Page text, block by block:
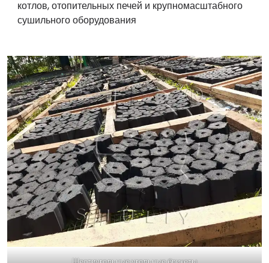
котлов, отопительных печей и крупномасштабного
сушильного оборудования